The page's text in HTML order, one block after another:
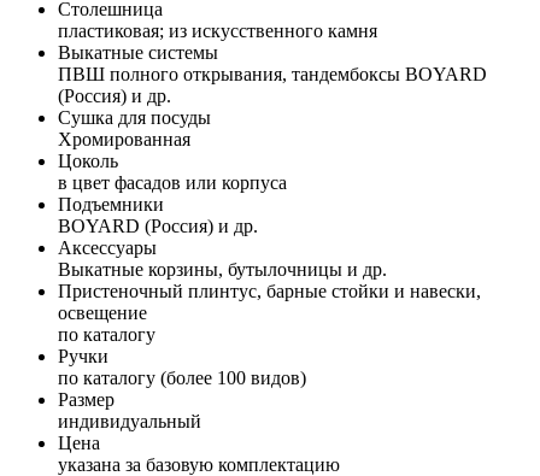
Столешница
пластиковая; из искусственного камня
Выкатные системы
ПВШ полного открывания, тандембоксы BOYARD
(Россия) и др.
Сушка для посуды
Хромированная
Цоколь
в цвет фасадов или корпуса
Подъемники
BOYARD (Россия) и др.
Аксессуары
Выкатные корзины, бутылочницы и др.
Пристеночный плинтус, барные стойки и навески,
освещение
по каталогу
Ручки
по каталогу (более 100 видов)
Размер
индивидуальный
Цена
указана за базовую комплектацию